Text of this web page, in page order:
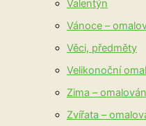
Valentýn
Vánoce –
Věci, předměty
Velikonoční
Zima –
Zvířata –